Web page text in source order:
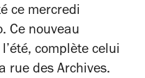
ce mercredi
Ce nouveau
complète celui
rue des Archives.